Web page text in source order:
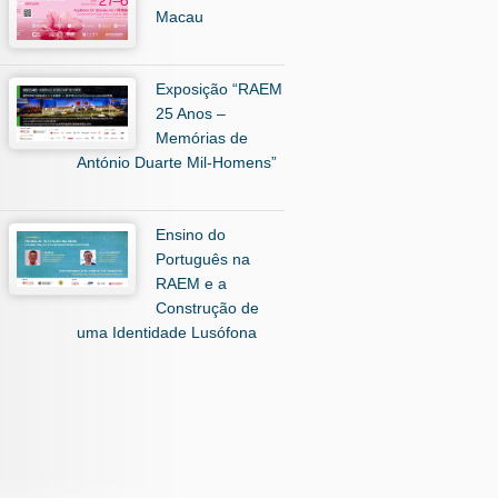
Macau
Exposição “RAEM
25 Anos –
Memórias de
António Duarte Mil-Homens”
Ensino do
Português na
RAEM e a
Construção de
uma Identidade Lusófona